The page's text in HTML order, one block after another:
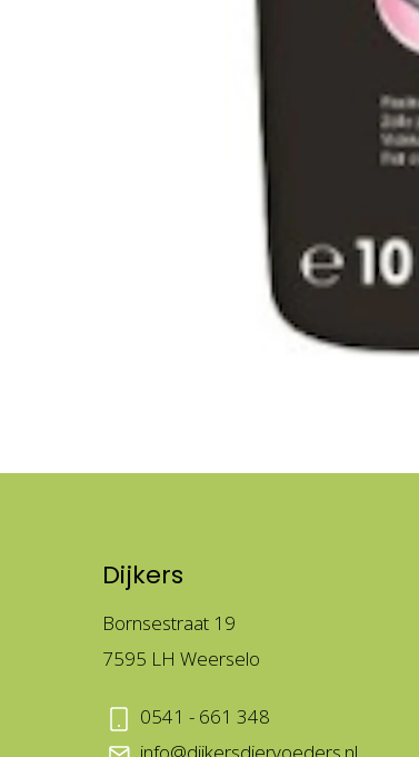
Dijkers
Bornsestraat 19
7595 LH Weerselo
0541 - 661 348